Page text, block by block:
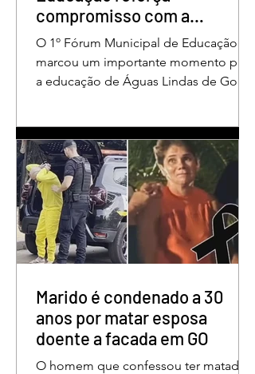
compromisso com a
valorização dos educadores
em Águas Lindas
O 1º Fórum Municipal de Educação
marcou um importante momento para
a educação de Águas Lindas de Goiás,
para promover conhecimento,
reflexão, troca de experiências e
valorização daqueles que exercem um
papel fundamental na formação das
futuras gerações. Durante o evento, o
secretário municipal de Educação,
Denildson Oliveira, destacou que o
aos educadores muito mais do que
Marido é condenado a 30
anos por matar esposa
doente a facada em GO
O homem que confessou ter matado a